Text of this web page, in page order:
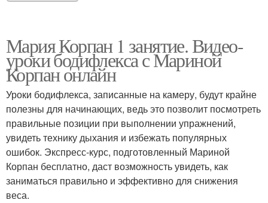
Мария Корпан 1 занятие. Видео-
уроки бодифлекса с Мариной
Корпан онлайн
Уроки бодифлекса, записанные на камеру, будут крайне
полезны для начинающих, ведь это позволит посмотреть
правильные позиции при выполнении упражнений,
увидеть технику дыхания и избежать популярных
ошибок. Экспресс-курс, подготовленный Мариной
Корпан бесплатно, даст возможность увидеть, как
заниматься правильно и эффективно для снижения
веса.